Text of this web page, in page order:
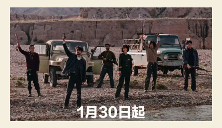
r
d
o
p
o
s
t
d
e
p
u
b
l
i
c
a
ç
ã
a
n
g
Z
i
v
o
l
t
a
a